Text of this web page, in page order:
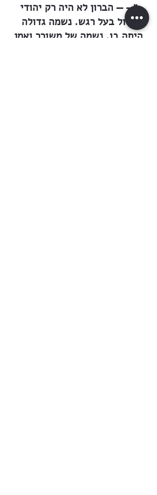
״— — הברון לא היה רק יהודי
גדול בעל רגש. נשמה גדולה
היתה בו, נשמה של משורר ואמן